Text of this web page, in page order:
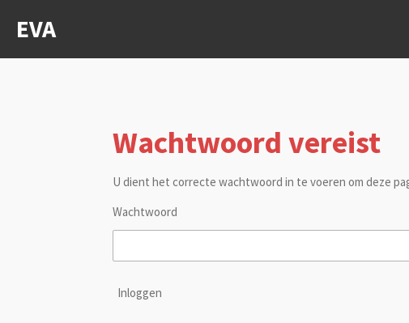
direct
EVA
Wachtwoord vereist
U dient het correcte wachtwoord in te voeren om deze
Wachtwoord
Inloggen